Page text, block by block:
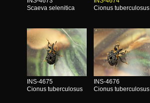
Scaeva selenitica
Cionus tuberculosus
INS-4675
Cionus tuberculosus
INS-4676
Cionus tuberculosus